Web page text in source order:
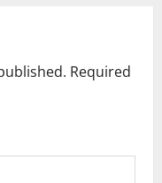
Required